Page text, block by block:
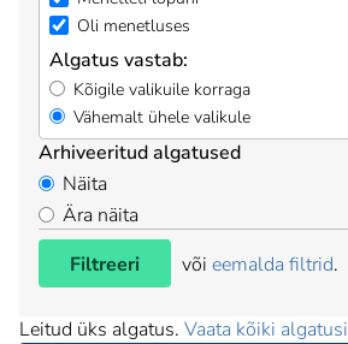
Oli menetluses
Algatus vastab:
Kõigile valikuile korraga
Vähemalt ühele valikule
Arhiveeritud algatused
Näita
Ära näita
Filtreeri
või eemalda filtrid.
Leitud üks algatus. Vaata kõiki algatusi